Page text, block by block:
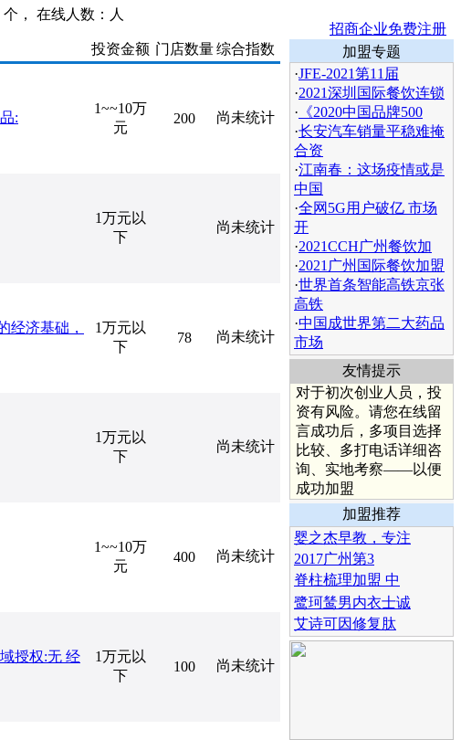
招商企业免费注册
个， 在线人数： 人
投资金额 门店数量综合指数
:
1~~10万
元
200 尚未统计
1万元以
下
尚未统计
经济基础，
1万元以
下
78 尚未统计
1万元以
下
尚未统计
1~~10万
元
400 尚未统计
授权:无 经
1万元以
下
100 尚未统计
加盟专题
·JFE-2021第11届
·2021深圳国际餐饮连锁
· 《2020中国品牌500
·长安汽车销量平稳难掩
合资
·江南春：这场疫情或是
中国
·全网5G用户破亿 市场
开
·2021CCH广州餐饮加
·2021广州国际餐饮加盟
·世界首条智能高铁京张
高铁
·中国成世界第二大药品
市场
友情提示
对于初次创业人员，投
资有风险。请您在线留
言成功后，多项目选择
比较、多打电话详细咨
询、实地考察——以便
成功加盟
加盟推荐
婴之杰早教，专注
2017广州第3
脊柱梳理加盟 中
鹭珂鸶男内衣士诚
艾诗可因修复肽